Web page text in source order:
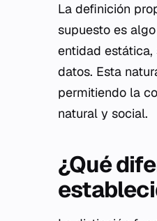
La definición
supuesto es
entidad estática,
datos. Esta
permitiendo la
natural y social.
¿Qué